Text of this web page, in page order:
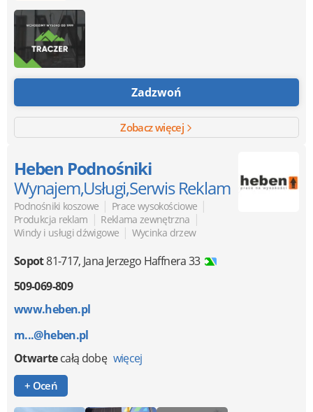
Zadzwoń
Zobacz więcej
Heben Podnośniki
Wynajem,Usługi,Serwis Reklam
Podnośniki koszowe | Prace wysokościowe |
Produkcja reklam | Reklama zewnętrzna |
Windy i usługi dźwigowe | Wycinka drzew
Sopot81-717, Jana Jerzego Haffnera 33
509-069-809
www.heben.pl
m...@heben.pl
Otwartecałą dobę więcej
+ Oceń